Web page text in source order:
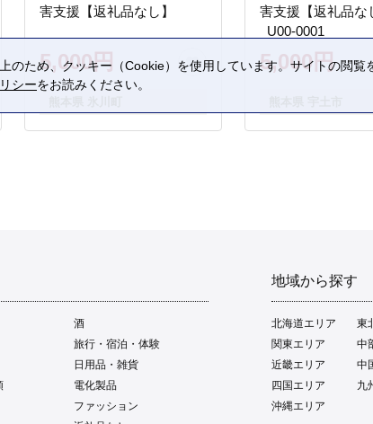
害支援【返礼品なし】
5,000円
害支援【返礼品な
_U00-0001
5,000円
酒
旅行・宿泊・体験
日用品・雑貨
電化製品
ファッション
地域から探す
北海道エリア
東
関東エリア
中
近畿エリア
中
四国エリア
九
沖縄エリア
のため、クッキー（Cookie）を使用しています。サイトの閲
シーをお読みください。